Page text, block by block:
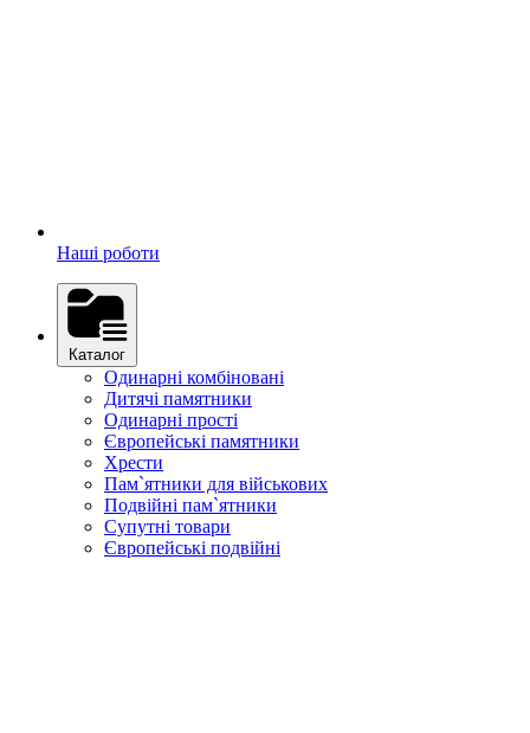
Наші роботи
Каталог
Одинарні комбіновані
Дитячі памятники
Одинарні прості
Європейські памятники
Хрести
Пам`ятники для військових
Подвійні пам`ятники
Супутні товари
Європейські подвійні